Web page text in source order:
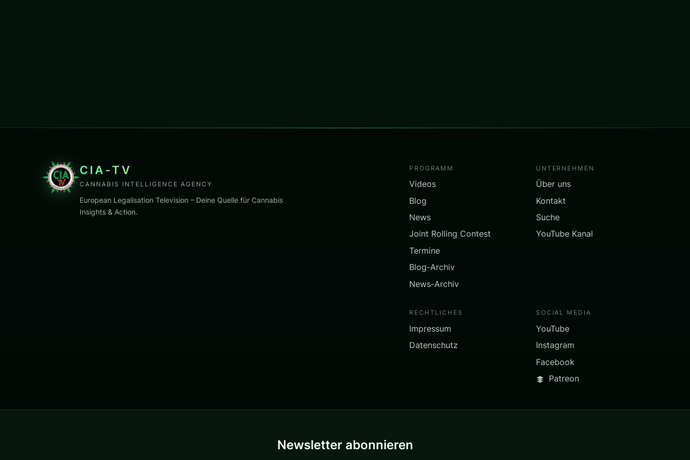
CIA-TV
CANNABIS INTELLIGENCE AGENCY
European Legalisation Television – Deine Quelle für Cannabis
Insights & Action.
PROGRAMM
Videos
Blog
News
Joint Rolling Contest
Termine
Blog-Archiv
News-Archiv
UNTERNEHMEN
Über uns
Kontakt
Suche
YouTube Kanal
RECHTLICHES
Impressum
Datenschutz
SOCIAL MEDIA
YouTube
Instagram
Facebook
Patreon
Newsletter abonnieren